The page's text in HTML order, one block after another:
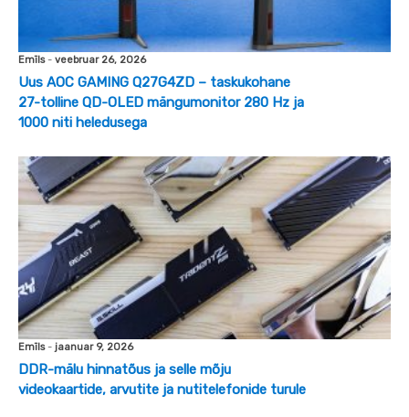
Emīls- veebruar 26, 2026
Uus AOC GAMING Q27G4ZD – taskukohane
27-tolline QD-OLED mängumonitor 280 Hz ja
1000 niti heledusega
Emīls- jaanuar 9, 2026
DDR-mälu hinnatõus ja selle mõju
videokaartide, arvutite ja nutitelefonide turule